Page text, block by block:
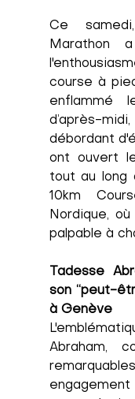
Ce
Marathon
course à
enflammé
d’après-
débordant
ont ouvert
tout au long
10km
Nordique,
palpable à
Tadesse
son “peut-
à Genève
Abraham,